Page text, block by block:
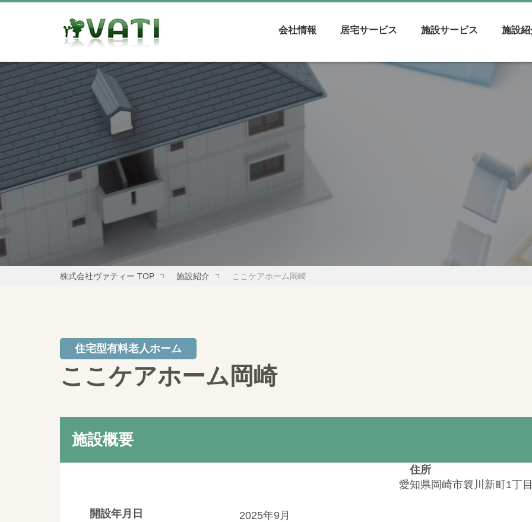
会社情報 居宅サービス 施設サービス 施設
株式会社ヴァティー TOP 施設紹介 ここケアホーム岡崎
住宅型有料老人ホーム
ここケアホーム岡崎
施設概要
住所
愛知県岡崎市簔川新町1丁
開設年月日
2025年9月